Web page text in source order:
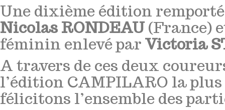
Une dixième édition
Nicolas RONDEAU(France)
féminin enlevé par Victoria
A travers de ces deux
l’édition CAMPILARO la
félicitons l’ensemble des